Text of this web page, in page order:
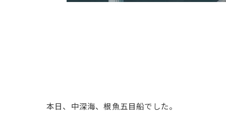
本日、中深海、根魚五目船でした。